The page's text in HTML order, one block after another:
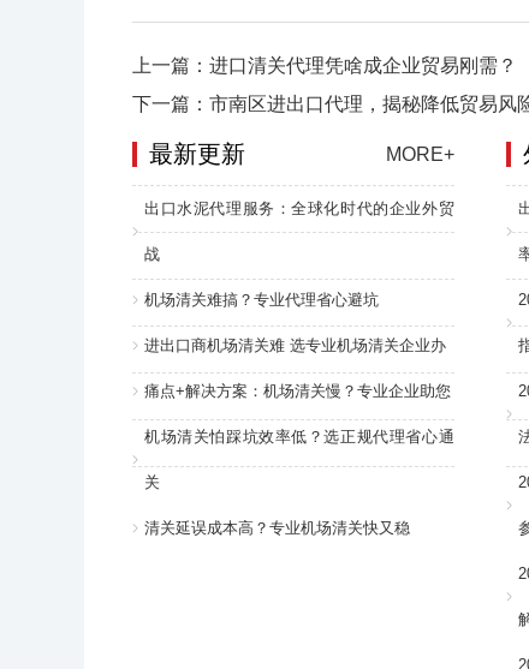
上一篇：进口清关代理凭啥成企业贸易刚需？
下一篇：市南区进出口代理，揭秘降低贸易风
最新更新 MORE+
出口水泥代理服务：全球化时代的企业外贸
战
机场清关难搞？专业代理省心避坑
进出口商机场清关难 选专业机场清关企业办
痛点+解决方案：机场清关慢？专业企业助您
机场清关怕踩坑效率低？选正规代理省心通
关
清关延误成本高？专业机场清关快又稳